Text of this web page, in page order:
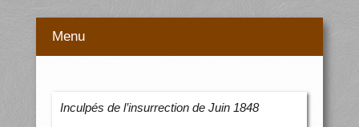
Menu
Inculpés de l’insurrection de Juin 1848